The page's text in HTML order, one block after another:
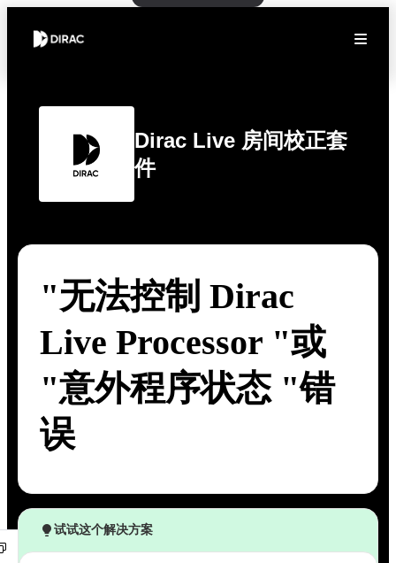
Dirac Live 房间校正套
件
"无法控制 Dirac
Live Processor "或
"意外程序状态 "错
误
试试这个解决方案